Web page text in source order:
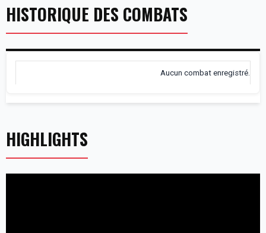
HISTORIQUE DES COMBATS
Aucun combat enregistré.
HIGHLIGHTS